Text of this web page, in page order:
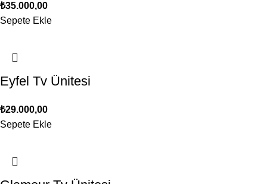
₺35.000,00
Sepete Ekle
Eyfel Tv Ünitesi
₺29.000,00
Sepete Ekle